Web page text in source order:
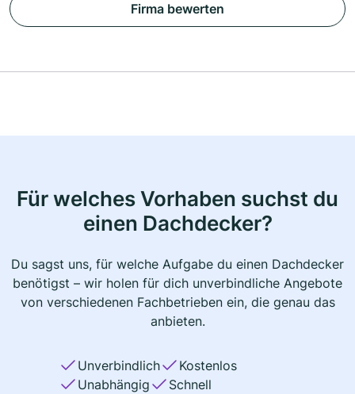
Firma bewerten
Für welches Vorhaben suchst du
einen Dachdecker?
Du sagst uns, für welche Aufgabe du einen Dachdecker
benötigst – wir holen für dich unverbindliche Angebote
von verschiedenen Fachbetrieben ein, die genau das
anbieten.
Unverbindlich
Kostenlos
Unabhängig
Schnell